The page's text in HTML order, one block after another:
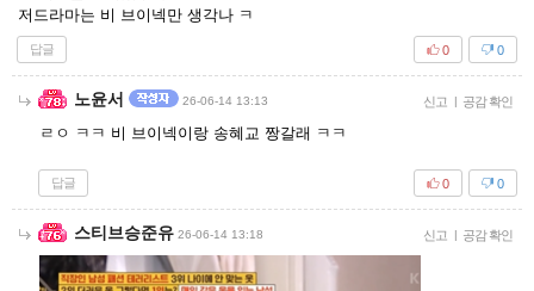
저드라마는 비 브이넥만 생각나 ㅋ
답글 0
0
노윤서 26-06-14 13:13 신고 | 공감 확인
ㄹㅇ ㅋㅋ 비 브이넥이랑 송혜교 짱갈래 ㅋㅋ
답글 0
0
스티브승준유 26-06-14 13:18 신고 | 공감 확인